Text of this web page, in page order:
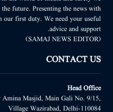
future. Presenting the news with
our first duty. We need your useful
advice and support.
(SAMAJ NEWS EDITOR)
CONTACT US
Head Office
Masjid, Main Gali No. 9/15,
Village Wazirabad, Delhi-110084